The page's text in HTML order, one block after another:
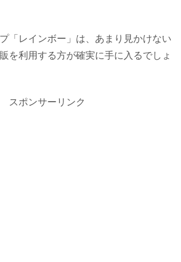
「レインボー」は、あまり見かけない
を利用する方が確実に手に入るでしょ
スポンサーリンク